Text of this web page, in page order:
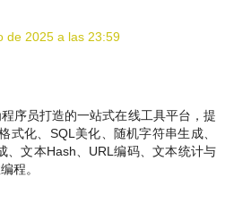
de 2025 a las 23:59
序员打造的一站式在线工具平台，提
式化、SQL美化、随机字符串生成、
、文本Hash、URL编码、文本统计与
程。